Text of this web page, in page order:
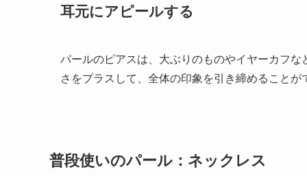
耳元にアピールする
パールのピアスは、大ぶりのものやイヤーカフ
さをプラスして、全体の印象を引き締めることが
普段使いのパール：ネックレス